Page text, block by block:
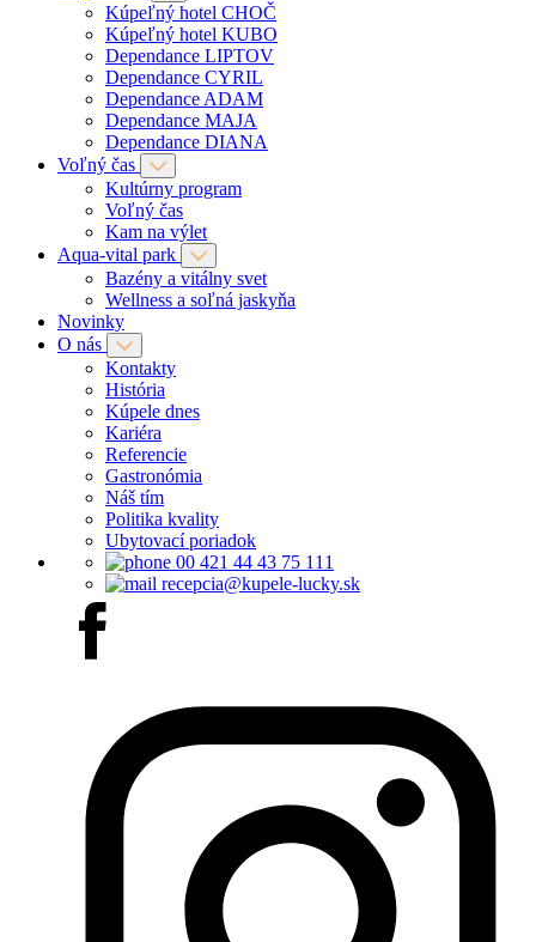
Kúpeľný hotel CHOČ
Kúpeľný hotel KUBO
Dependance LIPTOV
Dependance CYRIL
Dependance ADAM
Dependance MAJA
Dependance DIANA
Voľný čas
Kultúrny program
Voľný čas
Kam na výlet
Aqua-vital park
Bazény a vitálny svet
Wellness a soľná jaskyňa
Novinky
O nás
Kontakty
História
Kúpele dnes
Kariéra
Referencie
Gastronómia
Náš tím
Politika kvality
Ubytovací poriadok
00 421 44 43 75 111
recepcia@kupele-lucky.sk